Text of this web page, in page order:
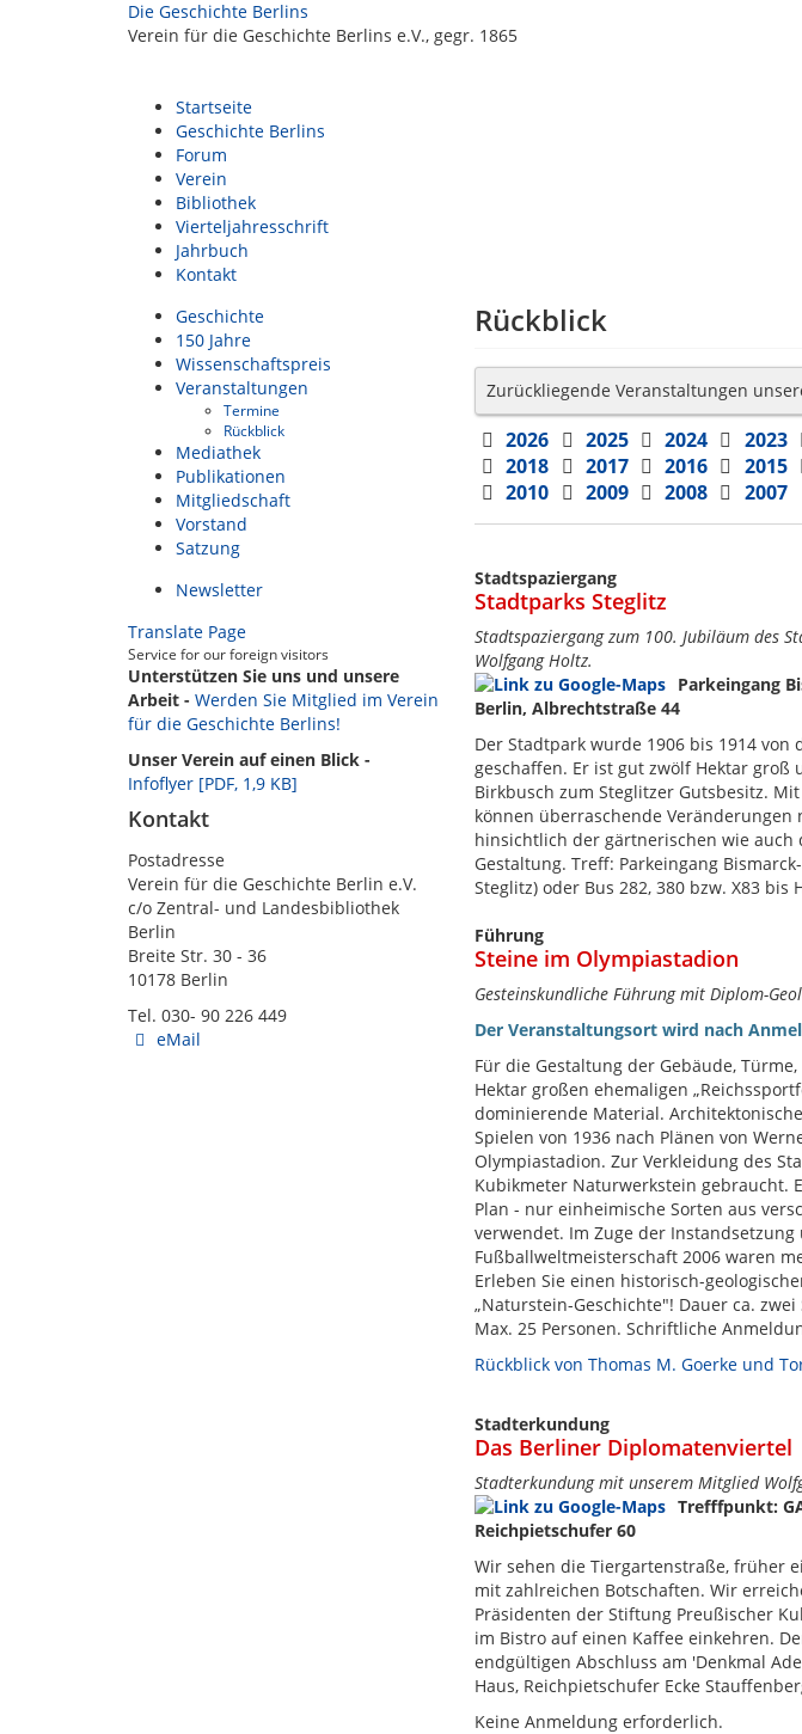
Die Geschichte Berlins
Verein für die Geschichte Berlins e.V., gegr. 1865
Startseite
Geschichte Berlins
Forum
Verein
Bibliothek
Vierteljahresschrift
Jahrbuch
Kontakt
Geschichte
150 Jahre
Wissenschaftspreis
Veranstaltungen
Termine
Rückblick
Mediathek
Publikationen
Mitgliedschaft
Vorstand
Satzung
Newsletter
Translate Page
Service for our foreign visitors
Unterstützen Sie uns und unsere
Arbeit - Werden Sie Mitglied im Verein
für die Geschichte Berlins!
Unser Verein auf einen Blick -
Infoflyer [PDF, 1,9 KB]
Kontakt
Postadresse
Verein für die Geschichte Berlin e.V.
c/o Zentral- und Landesbibliothek
Berlin
Breite Str. 30 - 36
10178 Berlin
Tel. 030- 90 226 449
eMail
Rückblick
Zurückliegende Veranstaltungen
2026 2025 2024 2023
2018
2017 2016 2015
2010
2009 2008 2007
Stadtspaziergang
Stadtparks Steglitz
Stadtspaziergang zum 100. Jubiläum des
Wolfgang Holtz.
Parkeingang
Berlin, Albrechtstraße 44
Der Stadtpark wurde 1906 bis 1914
geschaffen. Er ist gut zwölf Hektar
Birkbusch zum Steglitzer Gutsbesitz.
können überraschende Veränderungen
hinsichtlich der gärtnerischen wie
Gestaltung. Treff: Parkeingang
Steglitz) oder Bus 282, 380 bzw. X83
Führung
Steine im Olympiastadion
Gesteinskundliche Führung mit Diplom-
Der Veranstaltungsort wird nach
Für die Gestaltung der Gebäude,
Hektar großen ehemaligen
dominierende Material.
Spielen von 1936 nach Plänen von
Olympiastadion. Zur Verkleidung des
Kubikmeter Naturwerkstein gebraucht.
Plan - nur einheimische Sorten aus
verwendet. Im Zuge der
Fußballweltmeisterschaft 2006 waren
Erleben Sie einen historisch-
„Naturstein-Geschichte"! Dauer ca.
Max. 25 Personen. Schriftliche
Rückblick von Thomas M. Goerke und
Stadterkundung
Das Berliner Diplomatenviertel
Stadterkundung mit unserem Mitglied
Trefffpunkt:
Reichpietschufer 60
Wir sehen die Tiergartenstraße, früher
mit zahlreichen Botschaften. Wir
Präsidenten der Stiftung Preußischer
im Bistro auf einen Kaffee einkehren.
endgültigen Abschluss am 'Denkmal
Haus, Reichpietschufer Ecke
Keine Anmeldung erforderlich.